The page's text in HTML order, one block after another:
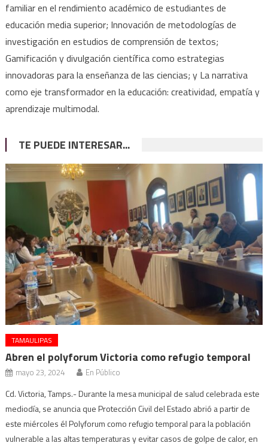
familiar en el rendimiento académico de estudiantes de
educación media superior; Innovación de metodologías de
investigación en estudios de comprensión de textos;
Gamificación y divulgación científica como estrategias
innovadoras para la enseñanza de las ciencias; y La narrativa
como eje transformador en la educación: creatividad, empatía y
aprendizaje multimodal.
TE PUEDE INTERESAR...
TAMAULIPAS
Abren el polyforum Victoria como refugio temporal
mayo 23, 2024 En Público
Cd. Victoria, Tamps.- Durante la mesa municipal de salud celebrada este
mediodía, se anuncia que Protección Civil del Estado abrió a partir de
este miércoles él Polyforum como refugio temporal para la población
vulnerable a las altas temperaturas y evitar casos de golpe de calor, en